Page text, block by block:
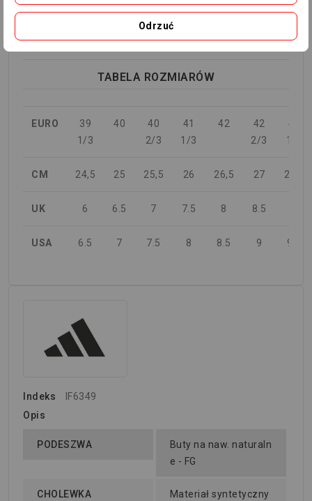
Kolor produktu: Platinum Metallic / Aurora Black /
Kod produktu: IF6349
TABELA ROZMIARÓW
EURO
39
1/3
40
40
2/3
41
1/3
42
42
2/3
43
1/3
CM 24,5 25 25,5 26 26,5 27 27,5
UK 6 6.5 7 7.5 8 8.5
USA 6.5 7 7.5 8 8.5 9 9.5
Indeks
IF6349
Opis
PODESZWA
Buty na naw. naturaln
e - FG
CHOLEWKA Materiał syntetyczny
Odrzuć